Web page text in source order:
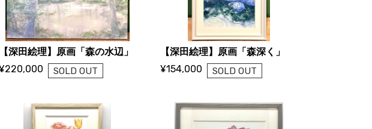
【深田絵理】原画「森の水辺」
SOLD OUT
【深田絵理】原画「森深く」
¥154,000 SOLD OUT